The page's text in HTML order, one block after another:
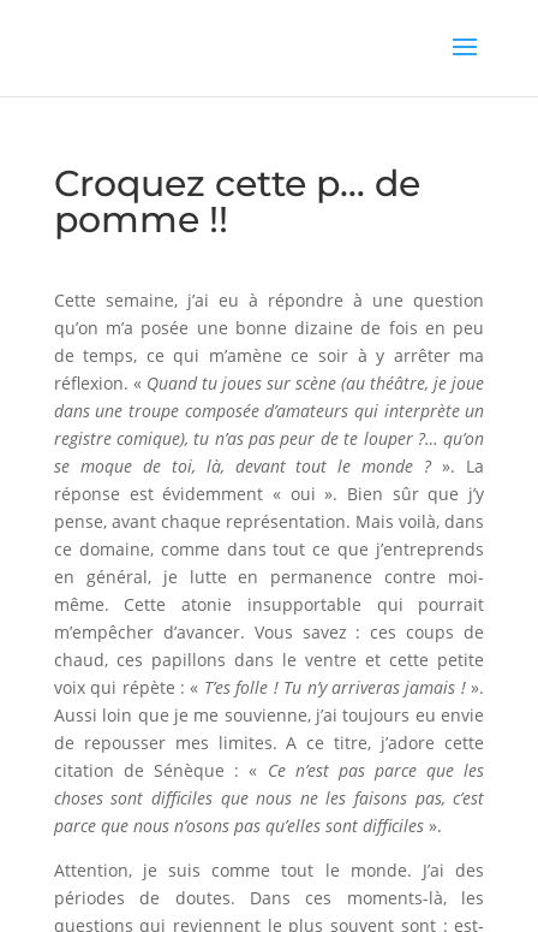
Croquez cette p… de
pomme !!
Cette semaine, j’ai eu à répondre à une question
qu’on m’a posée une bonne dizaine de fois en peu
de temps, ce qui m’amène ce soir à y arrêter ma
réflexion. « Quand tu joues sur scène (au théâtre, je joue
dans une troupe composée d’amateurs qui interprète un
registre comique), tu n’as pas peur de te louper ?… qu’on
se moque de toi, là, devant tout le monde ?». La
réponse est évidemment « oui ». Bien sûr que j’y
pense, avant chaque représentation. Mais voilà, dans
ce domaine, comme dans tout ce que j’entreprends
en général, je lutte en permanence contre moi-
même. Cette atonie insupportable qui pourrait
m’empêcher d’avancer. Vous savez : ces coups de
chaud, ces papillons dans le ventre et cette petite
voix qui répète : « T’es folle ! Tu n’y arriveras jamais !».
Aussi loin que je me souvienne, j’ai toujours eu envie
de repousser mes limites. A ce titre, j’adore cette
citation de Sénèque : « Ce n’est pas parce que les
choses sont difficiles que nous ne les faisons pas, c’est
parce que nous n’osons pas qu’elles sont difficiles ».
Attention, je suis comme tout le monde. J’ai des
périodes de doutes. Dans ces moments-là, les
questions qui reviennent le plus souvent sont : est-